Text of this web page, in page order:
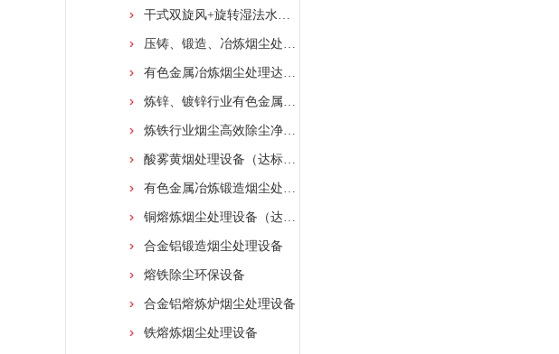
干式双旋风+旋转湿法水膜塔处理工程
压铸、锻造、冶炼烟尘处理设备（达标排放）
有色金属冶炼烟尘处理达标排放
炼锌、镀锌行业有色金属烟尘处理设备
炼铁行业烟尘高效除尘净化设备
酸雾黄烟处理设备（达标排放）
有色金属冶炼锻造烟尘处理设备
铜熔炼烟尘处理设备（达标排放）
合金铝锻造烟尘处理设备
熔铁除尘环保设备
合金铝熔炼炉烟尘处理设备
铁熔炼烟尘处理设备